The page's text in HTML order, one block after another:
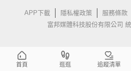
APP下載 隱私權政策 服務條款
富邦媒體科技股份有限公司
首頁 逛逛 追蹤清單